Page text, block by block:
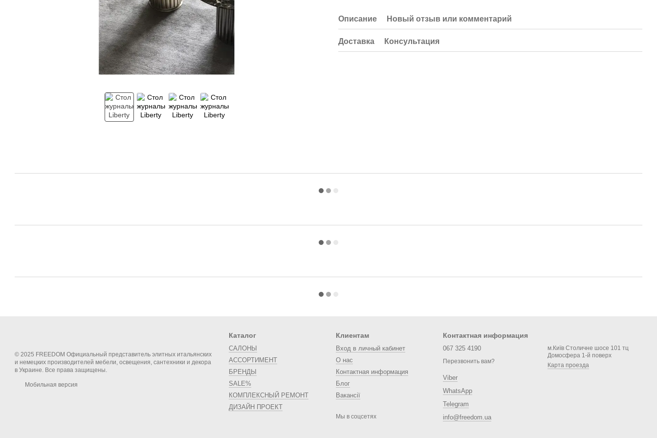
Описание Новый отзыв или комментарий
Доставка Консультация
© 2025 FREEDOM Официальный представитель элитных итальянских
и немецких производителей мебели, освещения, сантехники и декора
в Украине. Все права защищены.
Мобильная версия
Каталог
САЛОНЫ
АССОРТИМЕНТ
БРЕНДЫ
SALE%
КОМПЛЕКСНЫЙ РЕМОНТ
ДИЗАЙН ПРОЕКТ
Клиентам
Вход в личный кабинет
О нас
Контактная информация
Блог
Вакансії
Мы в соцсетях
Контактная информация
067 325 4190
Перезвонить вам?
Viber
WhatsApp
Telegram
info@freedom.ua
м.Київ Столичне шосе 101 тц
Домосфера 1-й поверх
Карта проезда